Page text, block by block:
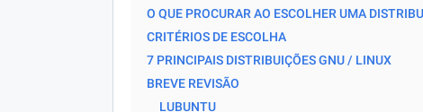
O QUE PROCURAR AO ESCOLHER UMA
CRITÉRIOS DE ESCOLHA
7 PRINCIPAIS DISTRIBUIÇÕES GNU / LINUX
BREVE REVISÃO
LUBUNTU